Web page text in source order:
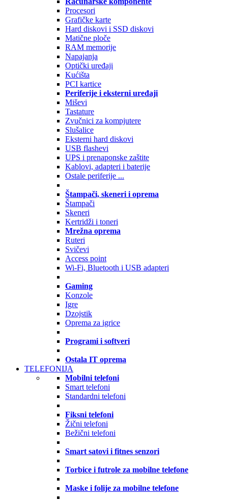
Procesori
Grafičke karte
Hard diskovi i SSD diskovi
Matične ploče
RAM memorije
Napajanja
Optički uređaji
Kućišta
PCI kartice
Periferije i eksterni uređaji
Miševi
Tastature
Zvučnici za kompjutere
Slušalice
Eksterni hard diskovi
USB flashevi
UPS i prenaponske zaštite
Kablovi, adapteri i baterije
Ostale periferije ...
Štampači, skeneri i oprema
Štampači
Skeneri
Kertridži i toneri
Mrežna oprema
Ruteri
Svičevi
Access point
Wi-Fi, Bluetooth i USB adapteri
Gaming
Konzole
Igre
Dzojstik
Oprema za igrice
Programi i softveri
Ostala IT oprema
TELEFONIJA
Mobilni telefoni
Smart telefoni
Standardni telefoni
Fiksni telefoni
Žični telefoni
Bežični telefoni
Smart satovi i fitnes senzori
Torbice i futrole za mobilne telefone
Maske i folije za mobilne telefone